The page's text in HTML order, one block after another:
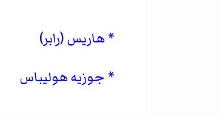
هاريس (رابر)
جوزيه هوليباس